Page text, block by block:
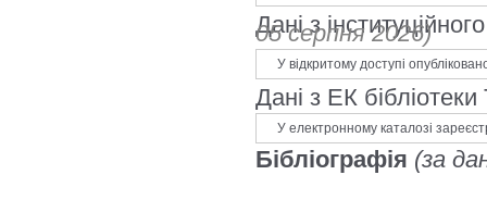
Дані з
05 серпня 2026)
У відкритому доступі
Дані з ЕК
У електронному каталозі
Бібліографія (за